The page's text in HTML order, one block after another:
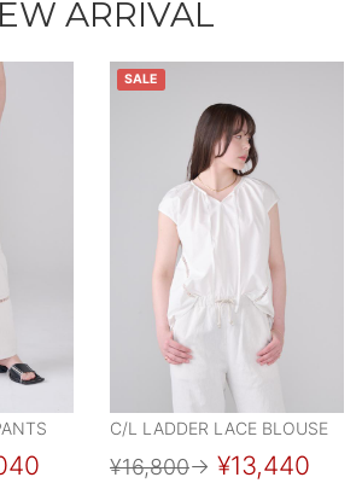
ARRIVAL
SALE
C/L LADDER LACE BLOUSE
¥16,800→ ¥13,440